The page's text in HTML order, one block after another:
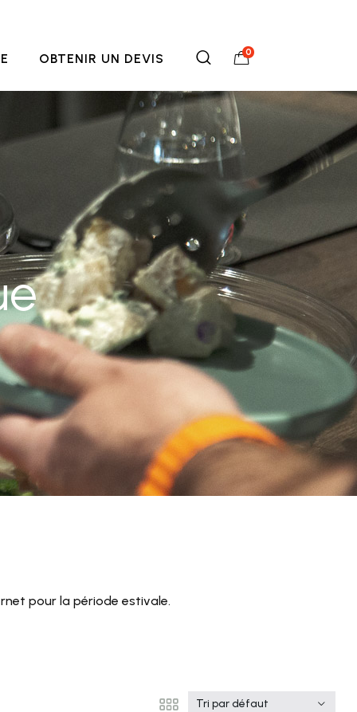
OBTENIR UN DEVIS 0
pour la période estivale.
Tri par défaut